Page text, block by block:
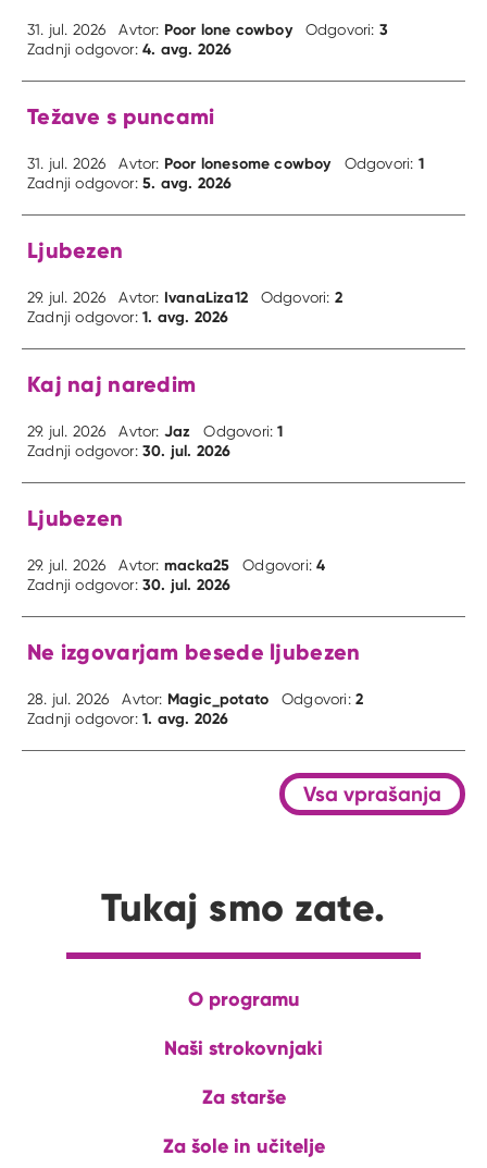
31. jul. 2026 Avtor: Poor lone cowboy Odgovori: 3
Zadnji odgovor:4. avg. 2026
Težave s puncami
31. jul. 2026 Avtor: Poor lonesome cowboy Odgovori: 1
Zadnji odgovor:5. avg. 2026
Ljubezen
29. jul. 2026 Avtor: IvanaLiza12 Odgovori: 2
Zadnji odgovor:1. avg. 2026
Kaj naj naredim
29. jul. 2026 Avtor: Jaz Odgovori:1
Zadnji odgovor:30. jul. 2026
Ljubezen
29. jul. 2026 Avtor: macka25 Odgovori:4
Zadnji odgovor:30. jul. 2026
Ne izgovarjam besede ljubezen
28. jul. 2026 Avtor: Magic_potato Odgovori:2
Zadnji odgovor:1. avg. 2026
Vsa vprašanja
Tukaj smo zate.
O programu
Naši strokovnjaki
Za starše
Za šole in učitelje